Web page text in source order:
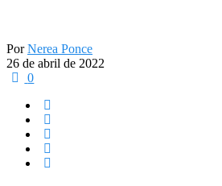
PorNerea Ponce
26 de abril de 2022
0